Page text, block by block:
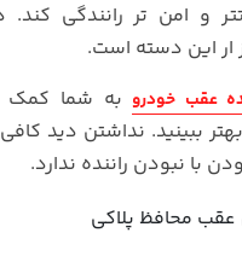
و امن تر رانندگی
ار این دسته است.
عقب خودروبه شما کمک
ببینید. نداشتن دید
با نبودن راننده ندارد.